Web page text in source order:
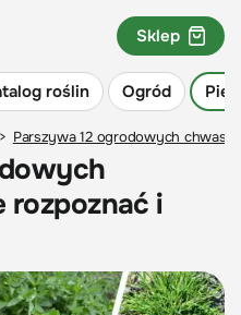
roślin Ogród
Sklep
> Parszywa 12 ogrodowych
rozpoznać i